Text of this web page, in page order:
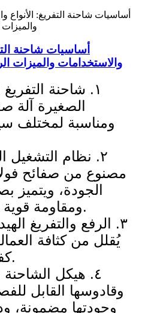
أساسيات شاحنة
والاستخدامات والميزات
الصغيرة آلة
ومناسبة لمختلف
مصنوع من صفائح
الجودة، ويتميز
ومقاومة قوية للصدمات.
يُقلل من كثافة
كفاءة النقل.
وقادوسها القابل
وجودتها مضمونة،